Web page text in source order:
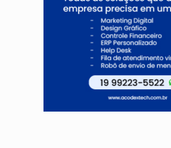
OPERAÇÃO DA PC:Membros
ENTRADA GRATUITA:
VÍDEO: Três são presos após
CELEBRAÇÃO:Cerejeiras